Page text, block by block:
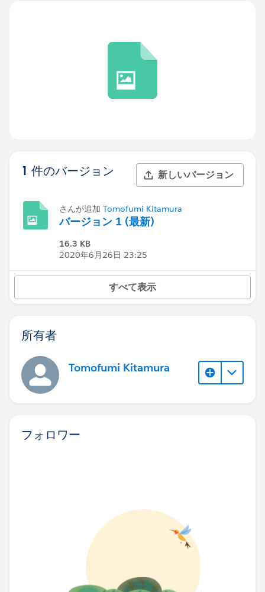
1 件のバージョン 新しいバージョン
さんが追加 Tomofumi Kitamura
バージョン 1 (最新)
16.3 KB
2020年6月26日 23:25
すべて表示
所有者
Tomofumi Kitamura
フォロワー